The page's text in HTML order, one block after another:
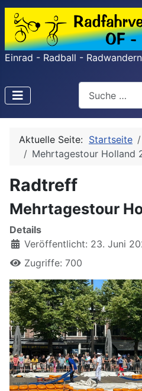
Einrad - Radball -
Search
Type 2 or
Aktuelle Seite: Startseite
Mehrtagestour Holland
Radtreff
Mehrtagestour
Details
Veröffentlicht: 23. Juni
Zugriffe: 700